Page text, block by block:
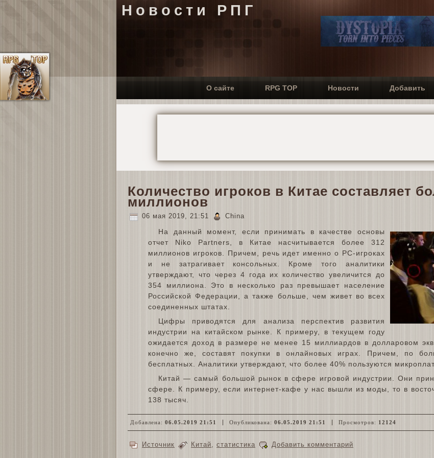
Новости РПГ
О сайте RPG TOP Новости Добавить
Количество игроков в Китае составляет
миллионов
06 мая 2019, 21:51 China
На данный момент, если принимать в качестве основы
отчет Niko Partners, в Китае насчитывается более 312
миллионов игроков. Причем, речь идет именно о PC-игроках
и не затрагивает консольных. Кроме того аналитики
утверждают, что через 4 года их количество увеличится до
354 миллиона. Это в несколько раз превышает население
Российской Федерации, а также больше, чем живет во всех
соединенных штатах.
Цифры приводятся для анализа перспектив развития
индустрии на китайском рынке. К примеру, в текущем году
ожидается доход в размере не менее 15 миллиардов в долларовом
конечно же, составят покупки в онлайновых играх. Причем, по
бесплатных. Аналитики утверждают, что более 40% пользуются
Китай — самый большой рынок в сфере игровой индустрии. Они
сфере. К примеру, если интернет-кафе у нас вышли из моды, то в
138 тысяч.
Добавлена: 06.05.2019 21:51 Опубликована: 06.05.2019 21:51 Просмотров: 12124
Источник Китай статистика Добавить комментарий